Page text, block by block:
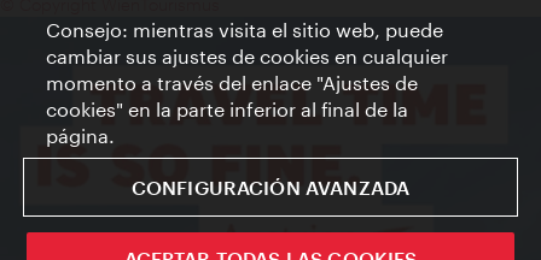
Consejo: mientras visita el sitio web, puede
cambiar sus ajustes de cookies en cualquier
momento a través del enlace "Ajustes de
cookies" en la parte inferior al final de la
página.
CONFIGURACIÓN AVANZADA